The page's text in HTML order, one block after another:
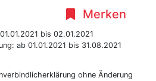
Merken
bis 02.01.2021
ab 01.01.2021 bis 31.08.2021
ohne Änderung